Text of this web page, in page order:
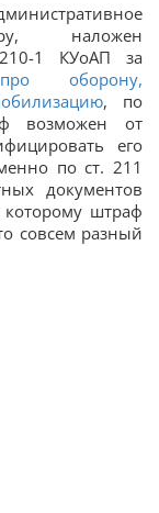
наложен
1 КУоАП за
про оборону,
, по
возможен от
его
по ст. 211
документов
штраф
совсем разный